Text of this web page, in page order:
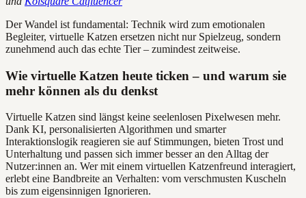
Der Wandel ist fundamental: Technik wird zum emotionalen
Begleiter, virtuelle Katzen ersetzen nicht nur Spielzeug, sondern
zunehmend auch das echte Tier – zumindest zeitweise.
Wie virtuelle Katzen heute ticken – und warum sie
mehr können als du denkst
Virtuelle Katzen sind längst keine seelenlosen Pixelwesen mehr.
Dank KI, personalisierten Algorithmen und smarter
Interaktionslogik reagieren sie auf Stimmungen, bieten Trost und
Unterhaltung und passen sich immer besser an den Alltag der
Nutzer:innen an. Wer mit einem virtuellen Katzenfreund interagiert,
erlebt eine Bandbreite an Verhalten: vom verschmusten Kuscheln
bis zum eigensinnigen Ignorieren.